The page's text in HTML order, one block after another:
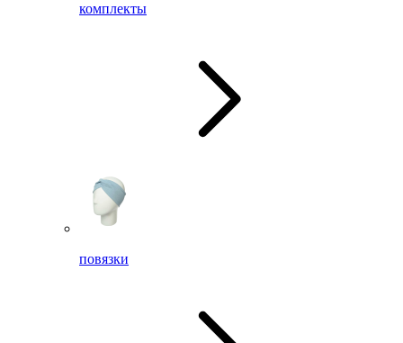
комплекты
повязки